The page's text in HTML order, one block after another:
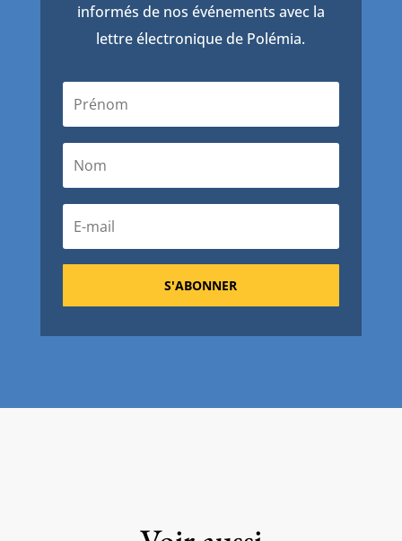
informés de nos événements avec la
lettre électronique de Polémia.
S'ABONNER